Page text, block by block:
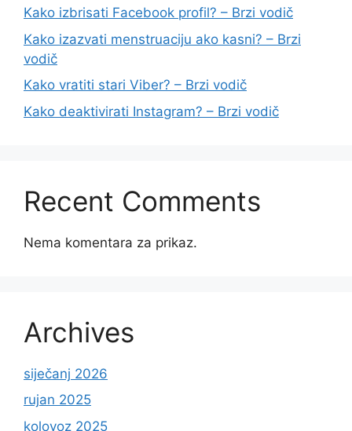
Kako izbrisati Facebook profil? – Brzi vodič
Kako izazvati menstruaciju ako kasni? – Brzi
vodič
Kako vratiti stari Viber? – Brzi vodič
Kako deaktivirati Instagram? – Brzi vodič
Recent Comments
Nema komentara za prikaz.
Archives
siječanj 2026
rujan 2025
kolovoz 2025